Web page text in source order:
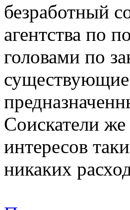
безработный
агентства по
головами по
Соискатели
интересов
никаких